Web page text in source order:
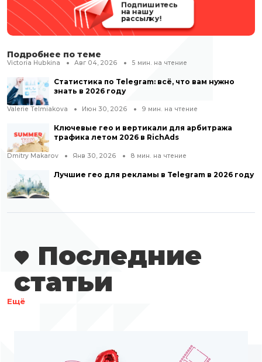
Подпишитесь
на нашу
рассылку!
Подробнее по теме
Victoria Hubkina Авг 04, 2026 5 мин. на чтение
Статистика по Telegram: всё, что вам нужно
знать в 2026 году
Valerie Telmiakova Июн 30, 2026 9 мин. на чтение
Ключевые гео и вертикали для арбитража
трафика летом 2026 в RichAds
Dmitry Makarov Янв 30, 2026 8 мин. на чтение
Лучшие гео для рекламы в Telegram в 2026 году
Последние
статьи
Ещё